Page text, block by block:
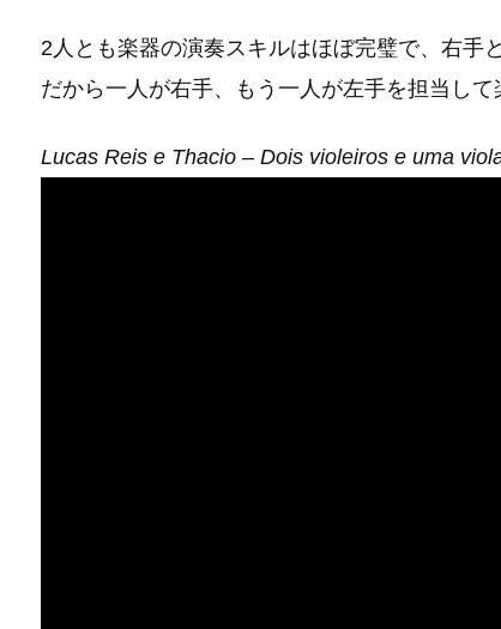
2人とも楽器の演奏スキルはほぼ完璧で、右手
だから一人が右手、もう一人が左手を担当し
Lucas Reis e Thacio – Dois violeiros e uma